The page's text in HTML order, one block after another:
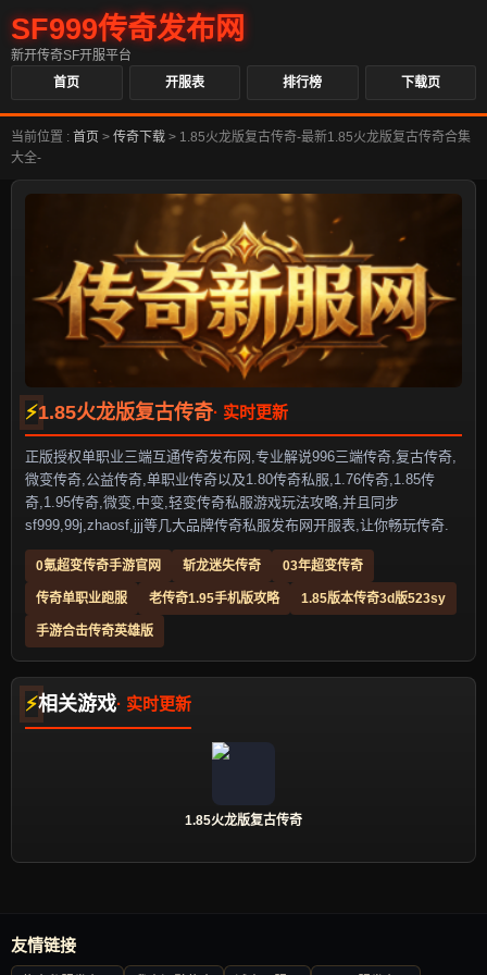
SF999传奇发布网
新开传奇SF开服平台
首页
开服表 排行榜 下载页
当前位置 : 首页 > 传奇下载 > 1.85火龙版复古传奇-最新1.85火龙版复古传奇合集
大全-
1.85火龙版复古传奇
正版授权单职业三端互通传奇发布网,专业解说996三端传奇,复古传奇,
微变传奇,公益传奇,单职业传奇以及1.80传奇私服,1.76传奇,1.85传
奇,1.95传奇,微变,中变,轻变传奇私服游戏玩法攻略,并且同步
sf999,99j,zhaosf,jjj等几大品牌传奇私服发布网开服表,让你畅玩传奇.
0氪超变传奇手游官网 斩龙迷失传奇 03年超变传奇
传奇单职业跑服 老传奇1.95手机版攻略 1.85版本传奇3d版523sy
手游合击传奇英雄版
相关游戏
1.85火龙版复古传奇
友情链接